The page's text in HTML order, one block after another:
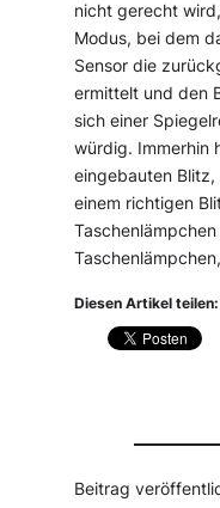
nicht gerecht
Modus, bei dem
Sensor die
ermittelt und den
sich einer
würdig. Immerhin
eingebauten
einem richtigen
Diesen Artikel teilen:
Beitrag